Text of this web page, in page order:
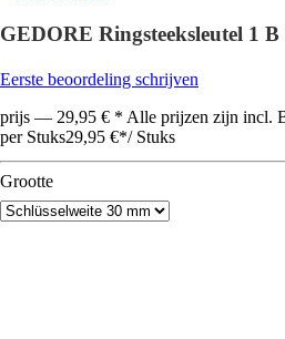
GEDORE Ringsteeksleutel 1 B
Eerste beoordeling schrijven
prijs — 29,95 € * Alle prijzen zijn incl.
per Stuks29,95 €*/ Stuks
Grootte